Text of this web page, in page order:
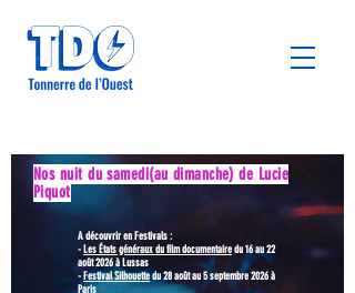
Nos nuit du samedi(au dimanche) de Lucie
Piquot
A découvrir en Festivals :
- Les États généraux du film documentairedu 16 au 22
août 2026 à Lussas
-Festival Silhouettedu 28 août au 5 septembre 2026 à
Paris